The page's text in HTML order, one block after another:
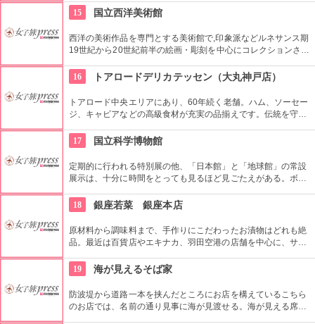
気です。アクセス抜群なので、帰りの時間も気にせずハシゴし
てしまうかも！？
15 国立西洋美術館
西洋の美術作品を専門とする美術館で,印象派などルネサンス期
19世紀から20世紀前半の絵画・彫刻を中心にコレクションされ
家）たちの作品を見ることができる美術館としは日本有数。ロ
ダンの「考える人」はこちらで見れる。設計はル・コルビジェ
が手掛け、建築・インテリア好きにもおすすめ。
16 トアロードデリカテッセン（大丸神戸店）
トアロード中央エリアにあり、60年続く老舗。ハム、ソーセー
ジ、キャビアなどの高級食材が充実の品揃えです。伝統を守り
を使ってシンプルなサンドイッチを食べることもできます。
17 国立科学博物館
定期的に行われる特別展の他、「日本館」と「地球館」の常設
展示は、十分に時間をとっても見るほど見ごたえがある。ボラ
とまちがいなし。
18 銀座若菜 銀座本店
原材料から調味料まで、手作りにこだわったお漬物はどれも絶
品。最近は百貨店やエキナカ、羽田空港の店舗を中心に、サラ
れている。日持ちがするので贈り物やお土産に最適。
19 海が見えるそば家
防波堤から道路一本を挟んだところにお店を構えているこちら
のお店では、名前の通り見事に海が見渡せる。海が見える席か